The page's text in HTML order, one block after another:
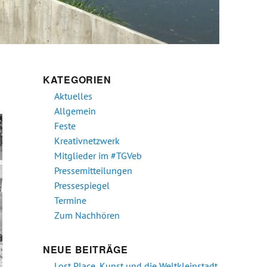
KATEGORIEN
Aktuelles
Allgemein
Feste
Kreativnetzwerk
Mitglieder im #TGVeb
Pressemitteilungen
Pressespiegel
Termine
Zum Nachhören
NEUE BEITRÄGE